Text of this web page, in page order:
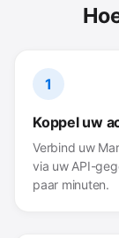
1
Koppel uw
Verbind uw
via uw API-
paar minuten.